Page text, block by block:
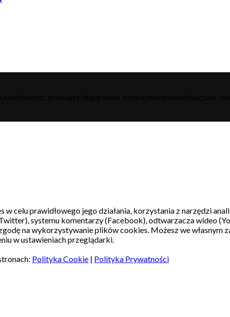
celu prawidłowego jego działania, korzystania z narzędzi
systemu komentarzy (Facebook), odtwarzacza wideo
na wykorzystywanie plików cookies. Możesz we własnym
w ustawieniach przeglądarki.
Polityka Cookie | Polityka Prywatności